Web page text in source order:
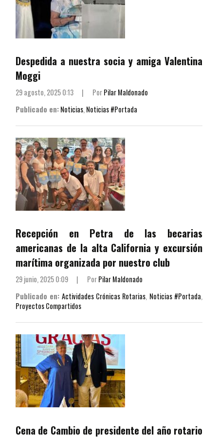
Despedida a nuestra socia y amiga Valentina
Moggi
29 agosto, 2025 0:13 | PorPilar Maldonado
Publicado en:Noticias, Noticias #Portada
Recepción en Petra de las becarias
americanas de la alta California y excursión
marítima organizada por nuestro club
29 junio, 2025 0:09 | PorPilar Maldonado
Publicado en: Actividades Crónicas Rotarias, Noticias #Portada,
Proyectos Compartidos
Cena de Cambio de presidente del año rotario